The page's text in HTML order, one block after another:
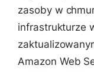
zasoby w
infrastrukturze
Amazon Web